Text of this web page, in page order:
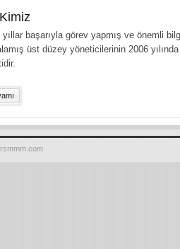
yıllar başarıyla görev yapmış ve önemli
üst düzey yöneticilerinin 2006